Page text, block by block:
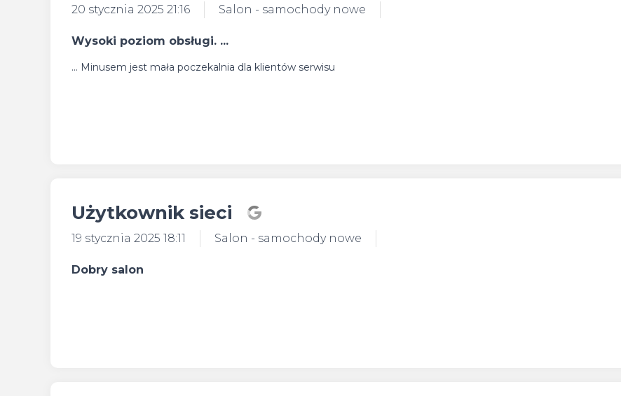
20 stycznia 2025 21:16 Salon - samochody nowe
Wysoki poziom obsługi. ...
... Minusem jest mała poczekalnia dla klientów serwisu
Użytkownik sieci
19 stycznia 2025 18:11 Salon - samochody nowe
Dobry salon